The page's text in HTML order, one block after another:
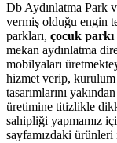
Db Aydınlatma Park
vermiş olduğu engin
parkları, çocuk
mekan aydınlatma
mobilyaları
hizmet verip, kurulum
tasarımlarını
üretimine titizlikle
sahipliği yapmamız
sayfamızdaki